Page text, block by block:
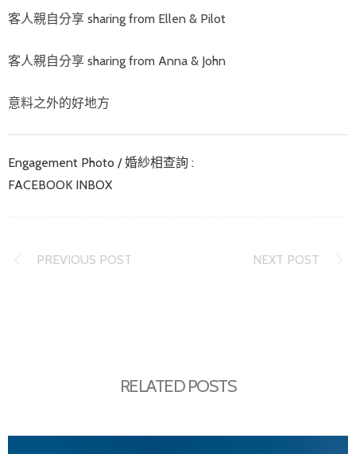
客人親自分享 sharing from Ellen & Pilot
客人親自分享 sharing from Anna & John
意料之外的好地方
Engagement Photo / 婚紗相查詢 :
FACEBOOK INBOX
PREVIOUS POST NEXT POST
RELATED POSTS